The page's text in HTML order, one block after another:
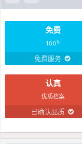
免费
100%
免费服务
认真
优质档案
已确认品质